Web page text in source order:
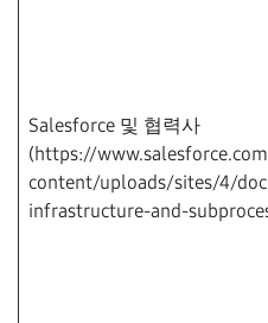
Salesforce 및 협력사
(https://
content/uploads/sites/4/
infrastructure-and-